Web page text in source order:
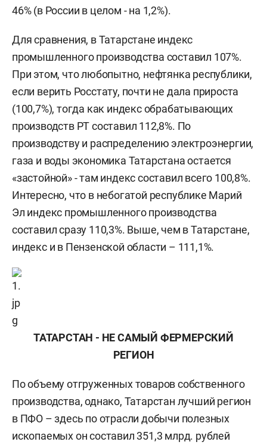
46% (в России в целом - на 1,2%).
Для сравнения, в Татарстане индекс
промышленного производства составил 107%.
При этом, что любопытно, нефтянка республики,
если верить Росстату, почти не дала прироста
(100,7%), тогда как индекс обрабатывающих
производств РТ составил 112,8%. По
производству и распределению электроэнергии,
газа и воды экономика Татарстана остается
«застойной» - там индекс составил всего 100,8%.
Интересно, что в небогатой республике Марий
Эл индекс промышленного производства
составил сразу 110,3%. Выше, чем в Татарстане,
индекс и в Пензенской области – 111,1%.
ТАТАРСТАН - НЕ САМЫЙ ФЕРМЕРСКИЙ
РЕГИОН
По объему отгруженных товаров собственного
производства, однако, Татарстан лучший регион
в ПФО – здесь по отрасли добычи полезных
ископаемых он составил 351,3 млрд. рублей